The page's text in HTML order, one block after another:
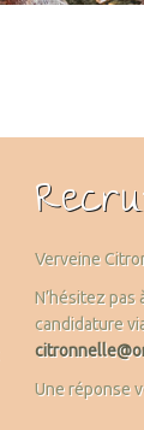
Verveine
N’hésitez pas
candidature
Une réponse